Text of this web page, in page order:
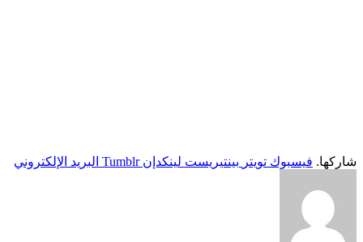
شاركها. فيسبوك تويتر بينتيريست لينكدإن Tumblr البريد الإلكتروني